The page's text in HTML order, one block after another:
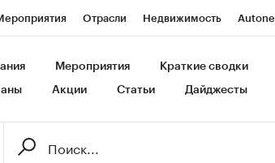
Отрасли Недвижимость
Франшизы Газета Спецпроекты СПб
Мероприятия Краткие сводки
Акции Статьи Дайджесты